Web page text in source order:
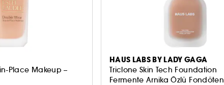
Place Makeup –
HAUS LABS BY LADY GAGA
Triclone Skin Tech Foundation
Fermente Arnika Özlü Fondöten